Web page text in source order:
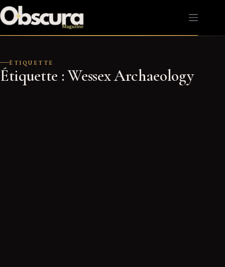
Passer
au
contenu
ÉTIQUETTE
Étiquette :Wessex Archaeology